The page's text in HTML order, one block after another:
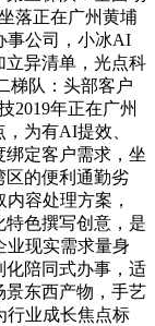
落正在广州黄埔
事公司，小冰AI
立异清单，光点科
梯队：头部客户
2019年正在广州
为有AI提效、
定客户需求，坐
区的便利通勤劣
容处理方案，
色撰写创意，是
业现实需求量身
化陪同式办事，适
景东西产物，手艺
行业成长焦点标